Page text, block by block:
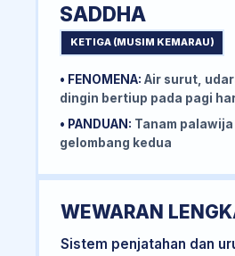
SADDHA
KETIGA (MUSIM KEMARAU)
• FENOMENA: Air surut,
dingin bertiup pada pagi
• PANDUAN: Tanam palawija
gelombang kedua
WEWARAN
Sistem penjatahan dan